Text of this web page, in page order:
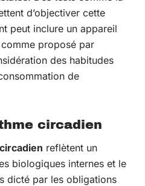
d’objectiver cette
peut inclure un appareil
proposé par
des habitudes
de
circadien
reflètent un
biologiques internes et le
dicté par les obligations